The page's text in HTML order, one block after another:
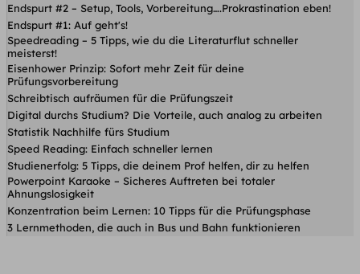
Endspurt #2 – Setup, Tools, Vorbereitung….Prokrastination eben!
Endspurt #1: Auf geht's!
Speedreading – 5 Tipps, wie du die Literaturflut schneller
meisterst!
Eisenhower Prinzip: Sofort mehr Zeit für deine
Prüfungsvorbereitung
Schreibtisch aufräumen für die Prüfungszeit
Digital durchs Studium? Die Vorteile, auch analog zu arbeiten
Statistik Nachhilfe fürs Studium
Speed Reading: Einfach schneller lernen
Studienerfolg: 5 Tipps, die deinem Prof helfen, dir zu helfen
Powerpoint Karaoke – Sicheres Auftreten bei totaler
Ahnungslosigkeit
Konzentration beim Lernen: 10 Tipps für die Prüfungsphase
3 Lernmethoden, die auch in Bus und Bahn funktionieren